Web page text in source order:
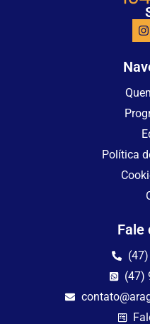
Política
Fale
(47)